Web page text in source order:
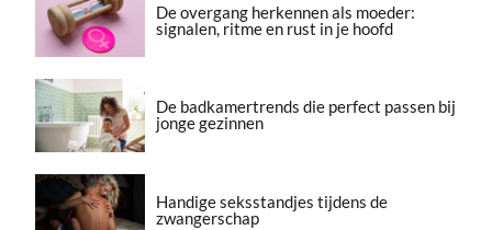
De overgang herkennen als moeder:
signalen, ritme en rust in je hoofd
De badkamertrends die perfect passen bij
jonge gezinnen
Handige seksstandjes tijdens de
zwangerschap